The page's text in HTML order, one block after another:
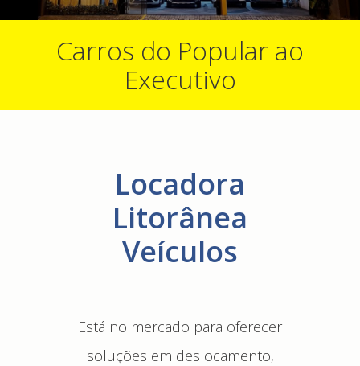
Carros do Popular ao
Executivo
Locadora
Litorânea
Veículos
Está no mercado para oferecer
soluções em deslocamento,